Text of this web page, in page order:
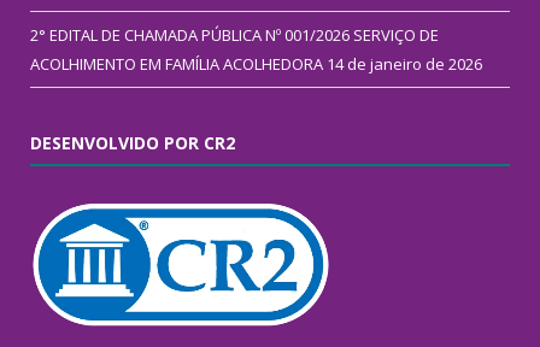
2° EDITAL DE CHAMADA PÚBLICA Nº 001/2026 SERVIÇO DE
ACOLHIMENTO EM FAMÍLIA ACOLHEDORA 14 de janeiro de 2026
DESENVOLVIDO POR CR2